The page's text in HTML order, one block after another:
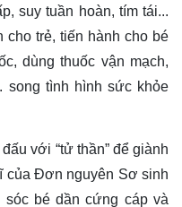
suy tuần hoàn, tím tái...
cho trẻ, tiến hành cho bé
dùng thuốc vận mạch,
song tình hình sức khỏe
với “tử thần” để giành
của Đơn nguyên Sơ sinh
sóc bé dần cứng cáp và